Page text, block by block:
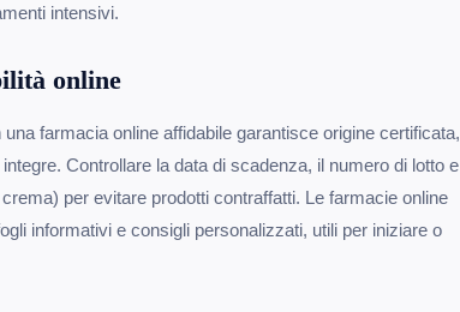
intensivi.
online
farmacia online affidabile garantisce origine certificata,
Controllare la data di scadenza, il numero di lotto e
per evitare prodotti contraffatti. Le farmacie online
informativi e consigli personalizzati, utili per iniziare o